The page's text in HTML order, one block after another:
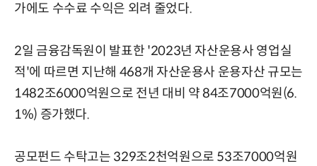
가에도 수수료 수익은 외려 줄었다.
2일 금융감독원이 발표한 '2023년 자산운용사 영업실
적'에 따르면 지난해 468개 자산운용사 운용자산 규모는
1482조6000억원으로 전년 대비 약 84조7000억원(6.
1%) 증가했다.
공모펀드 수탁고는 329조2천억원으로 53조7000억원